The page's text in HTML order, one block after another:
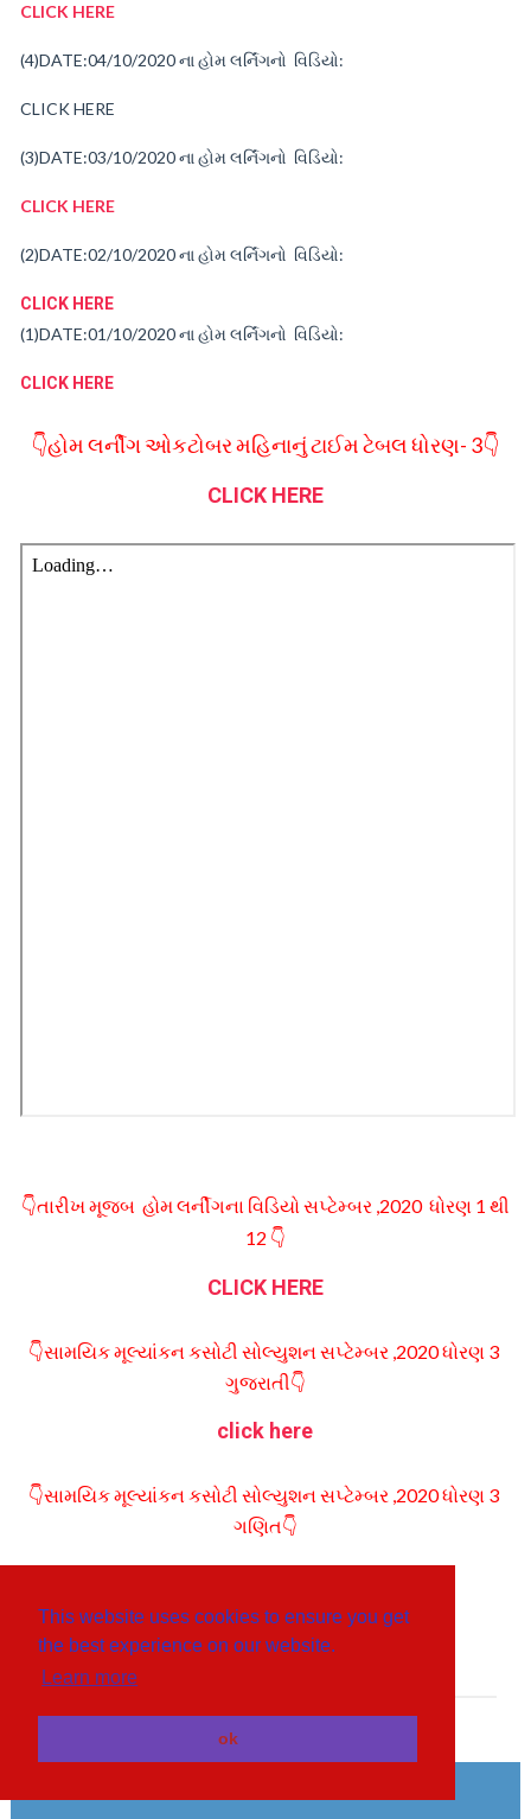
This website uses cookies to ensure you get
the best experience on our website.
Learn more
ok
CLICK HERE
(4)DATE:04/10/2020ના હોમ લર્નિંગનો વિડિયો:
CLICK HERE
(3)DATE:03/10/2020ના હોમ લર્નિંગનો વિડિયો:
CLICK HERE
(2)DATE:02/10/2020ના હોમ લર્નિંગનો વિડિયો:
CLICK HERE
(1)DATE:01/10/2020ના હોમ લર્નિંગનો વિડિયો:
CLICK HERE
👇હોમ લર્નીગ ઓકટોબર મહિનાનું ટાઈમ ટેબલ ધોરણ- 3👇
CLICK HERE
👇તારીખ મૂજબ હોમ લર્નીગના વિડિયો સપ્ટેમ્બર ,2020 ધોરણ 1 થી
12 👇
CLICK HERE
👇સામયિક મૂલ્યાંકન કસોટી સોલ્યુશન સપ્ટેમ્બર ,2020 ધોરણ 3
ગુજરાતી👇
click here
👇સામયિક મૂલ્યાંકન કસોટી સોલ્યુશન સપ્ટેમ્બર ,2020 ધોરણ 3
ગણિત👇